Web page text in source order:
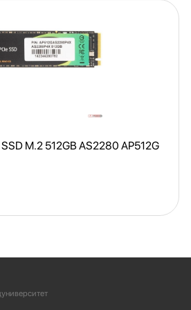
M.2 512GB AS2280 AP512G